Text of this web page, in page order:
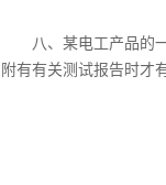
八、某电工产品的一
附有有关测试报告时才